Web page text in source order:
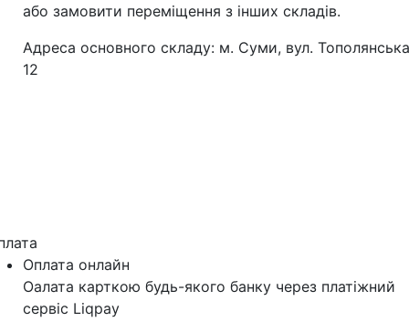
або замовити переміщення з інших складів.
Адреса основного складу: м. Суми, вул.
12
Оплата онлайн
Оалата карткою будь-якого банку через платіжний
сервіс Liqpay